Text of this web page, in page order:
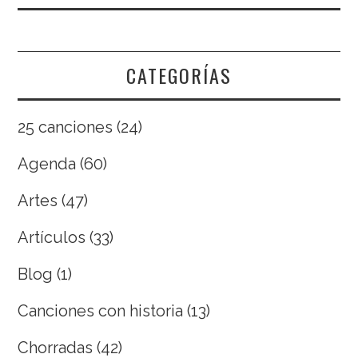
CATEGORÍAS
25 canciones (24)
Agenda (60)
Artes (47)
Artículos (33)
Blog (1)
Canciones con historia (13)
Chorradas (42)